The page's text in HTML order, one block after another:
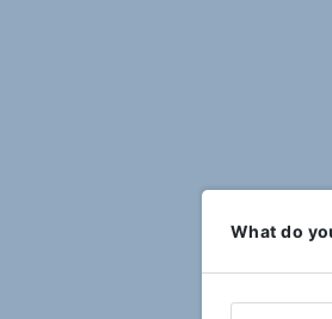
What do